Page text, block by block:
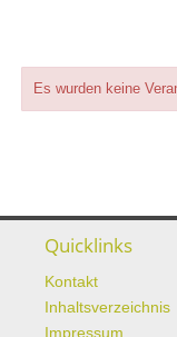
Es wurden keine
Quicklinks
Kontakt
Inhaltsverzeichnis
Impressum